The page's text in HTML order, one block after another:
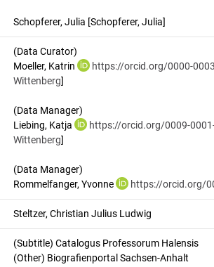
Schopferer, Julia [Schopferer, Julia]
(Data Curator)
Moeller, Katrin
https://orcid.org/0000-
Wittenberg]
(Data Manager)
Liebing, Katja
https://orcid.org/0009-
Wittenberg]
(Data Manager)
Rommelfanger, Yvonne
https://orcid.org/
Steltzer, Christian Julius Ludwig
(Subtitle) Catalogus Professorum Halensis
(Other) Biografienportal Sachsen-Anhalt